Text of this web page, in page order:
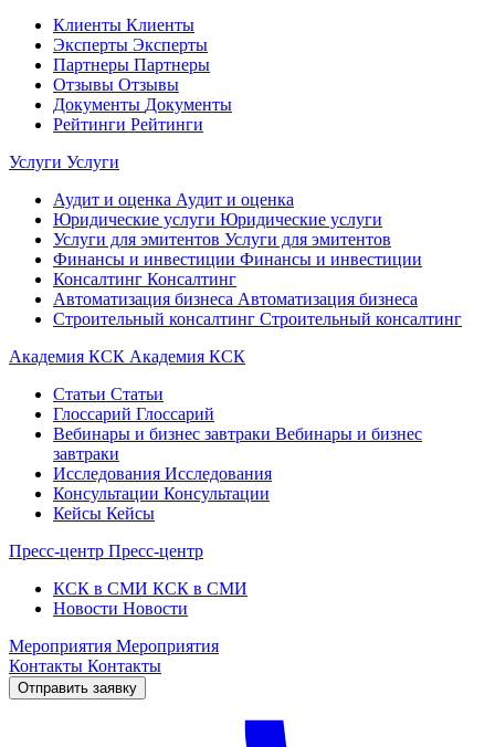
Клиенты Клиенты
Эксперты Эксперты
Партнеры Партнеры
Отзывы Отзывы
Документы Документы
Рейтинги Рейтинги
Услуги Услуги
Аудит и оценка Аудит и оценка
Юридические услуги Юридические услуги
Услуги для эмитентов Услуги для эмитентов
Финансы и инвестиции Финансы и инвестиции
Консалтинг Консалтинг
Автоматизация бизнеса Автоматизация бизнеса
Строительный консалтинг Строительный консалтинг
Академия КСК Академия КСК
Статьи Статьи
Глоссарий Глоссарий
Вебинары и бизнес завтраки Вебинары и бизнес
завтраки
Исследования Исследования
Консультации Консультации
Кейсы Кейсы
Пресс-центр Пресс-центр
КСК в СМИ КСК в СМИ
Новости Новости
Мероприятия Мероприятия
Контакты Контакты
Отправить заявку